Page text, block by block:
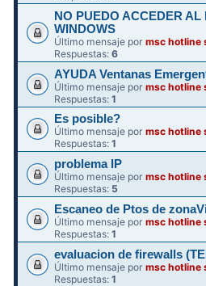
NO PUEDO ACCEDER AL
WINDOWS
Último mensaje pormsc hotline
Respuestas:6
AYUDA Ventanas
Último mensaje pormsc hotline
Respuestas:1
Es posible?
Último mensaje pormsc hotline
Respuestas:1
problema IP
Último mensaje pormsc hotline
Respuestas: 5
Escaneo de Ptos de
Último mensaje pormsc hotline
Respuestas:1
evaluacion de firewalls
Último mensaje pormsc hotline
Respuestas:1